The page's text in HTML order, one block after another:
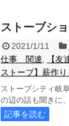
ストーブシ
2021/1/11
仕事 関連
【
ストーブ】薪作
ストーブシティ岐
の辺の話も聞きに
記事を読む